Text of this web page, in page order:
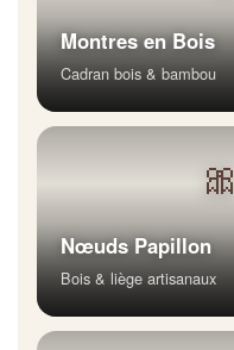
Montres en Bois
Cadran bois & bambou
🎀
Nœuds Papillon
Bois & liège artisanaux